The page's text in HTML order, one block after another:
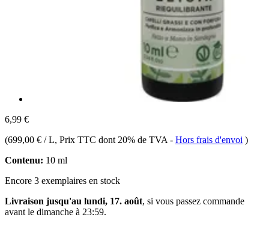
6,99 €
(699,00 € / L, Prix TTC dont 20% de TVA - Hors frais d'envoi )
Contenu: 10 ml
Encore 3 exemplaires en stock
Livraison jusqu'au lundi, 17. août, si vous passez commande
avant le dimanche à 23:59.